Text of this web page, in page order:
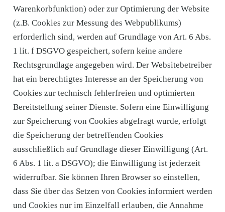
Warenkorbfunktion) oder zur Optimierung der Website
(z.B. Cookies zur Messung des Webpublikums)
erforderlich sind, werden auf Grundlage von Art. 6 Abs.
1 lit. f DSGVO gespeichert, sofern keine andere
Rechtsgrundlage angegeben wird. Der Websitebetreiber
hat ein berechtigtes Interesse an der Speicherung von
Cookies zur technisch fehlerfreien und optimierten
Bereitstellung seiner Dienste. Sofern eine Einwilligung
zur Speicherung von Cookies abgefragt wurde, erfolgt
die Speicherung der betreffenden Cookies
ausschließlich auf Grundlage dieser Einwilligung (Art.
6 Abs. 1 lit. a DSGVO); die Einwilligung ist jederzeit
widerrufbar. Sie können Ihren Browser so einstellen,
dass Sie über das Setzen von Cookies informiert werden
und Cookies nur im Einzelfall erlauben, die Annahme